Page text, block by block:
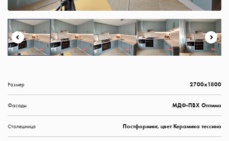
Размер 2700х1800
Фасады МДФ-ПВХ Оптима
Столешница Постформинг, цвет Керамика тессина